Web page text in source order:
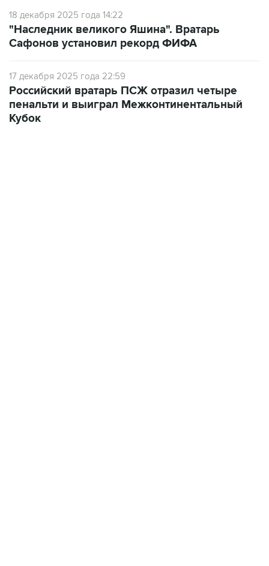
18 декабря 2025 года 14:22
"Наследник великого Яшина". Вратарь
Сафонов установил рекорд ФИФА
17 декабря 2025 года 22:59
Российский вратарь ПСЖ отразил четыре
пенальти и выиграл Межконтинентальный
Кубок